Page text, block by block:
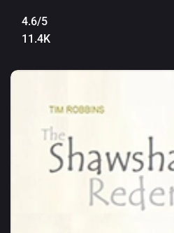
4.6/5
11.4K